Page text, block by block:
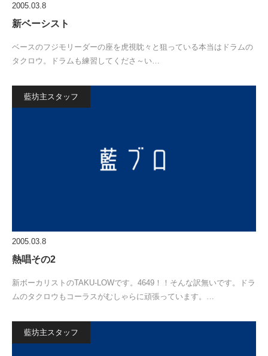
2005.03.8
新ベーシスト
ベースのフジモリーダーの座を虎視眈々と狙っている本当はドラムの
タクロウ。ドラムも練習してくださ～い…
藍坊主スタッフ
2005.03.8
熱唱その2
新ボーカリストのTAKU-LOWです。4649！！そんな訳無いです。ドラ
ムのタクロウもコーラスがむしゃらに頑張っています。…
藍坊主スタッフ